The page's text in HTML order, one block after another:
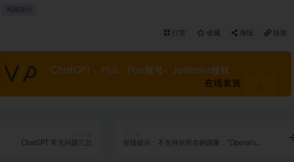
风险提示
打赏 收藏 海报 链接
ChatGPT 常见问题汇总
登陆提示：不支持你所在的国家，“Openai’s